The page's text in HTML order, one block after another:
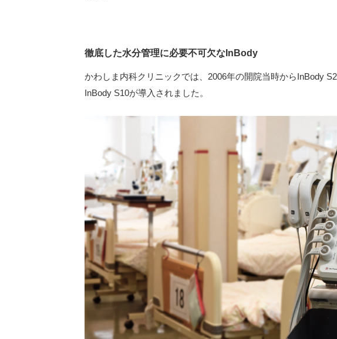
徹底した水分管理に必要不可欠なInBody
かわしま内科クリニックでは、2006年の開院当時からInBody
InBody S10が導入されました。